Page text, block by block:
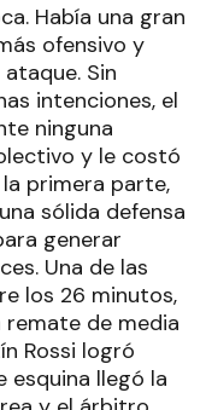
Había una gran
ofensivo y
Sin
intenciones, el
ninguna
y le costó
primera parte,
sólida defensa
generar
Una de las
los 26 minutos,
remate de media
Rossi logró
esquina llegó la